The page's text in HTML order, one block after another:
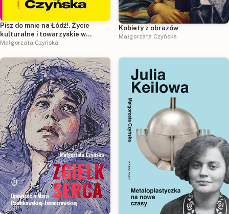
Pisz do mnie na Łódź!. Życie
kulturalne i towarzyskie w
tymczasowej stolicy
Małgorzata Czyńska
Kobiety z obrazów
Małgorzata Czyńska